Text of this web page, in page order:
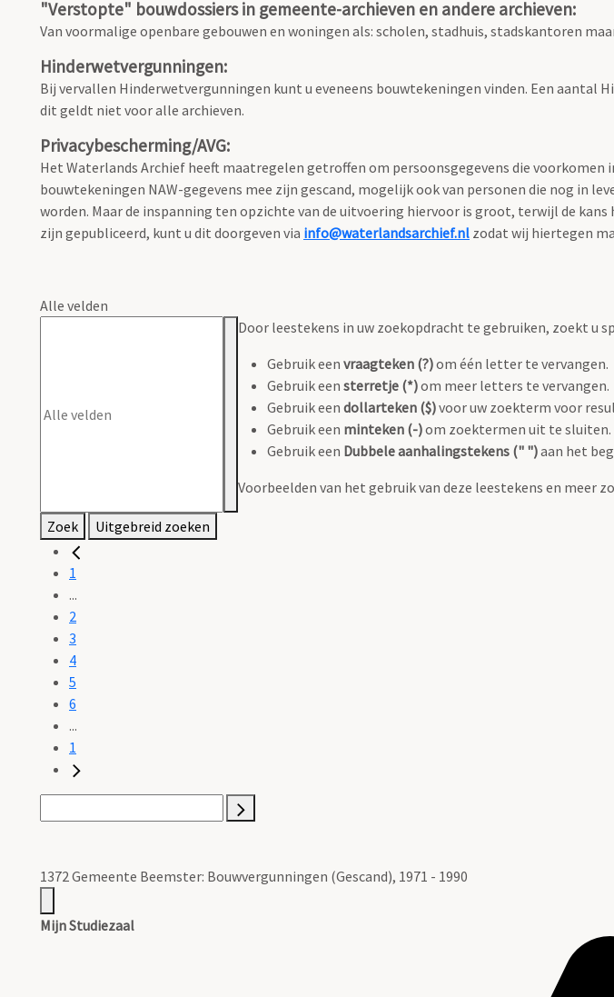
"Verstopte" bouwdossiers in gemeente-archieven en andere archieven:
Van voormalige openbare gebouwen en woningen als: scholen, stadhuis, stadskantoren
Hinderwetvergunningen:
Bij vervallen Hinderwetvergunningen kunt u eveneens bouwtekeningen vinden. Een
dit geldt niet voor alle archieven.
Privacybescherming/AVG:
Het Waterlands Archief heeft maatregelen getroffen om persoonsgegevens die
bouwtekeningen NAW-gegevens mee zijn gescand, mogelijk ook van personen die nog in
worden. Maar de inspanning ten opzichte van de uitvoering hiervoor is groot, terwijl de
zijn gepubliceerd, kunt u dit doorgeven via info@waterlandsarchief.nl zodat wij hiertegen
Alle velden
Door leestekens in uw zoekopdracht te gebruiken, zoekt u
Gebruik een vraagteken (?)om één letter te vervangen.
Gebruik een sterretje (*)om meer letters te vervangen.
Gebruik een dollarteken ($)voor uw zoekterm voor
Gebruik een minteken (-)om zoektermen uit te sluiten.
Gebruik een Dubbele aanhalingstekens (" ")aan het
Voorbeelden van het gebruik van deze leestekens en meer
Zoek Uitgebreid zoeken
1
...
2
3
4
5
6
...
1
1372 Gemeente Beemster: Bouwvergunningen (Gescand), 1971 - 1990
Mijn Studiezaal